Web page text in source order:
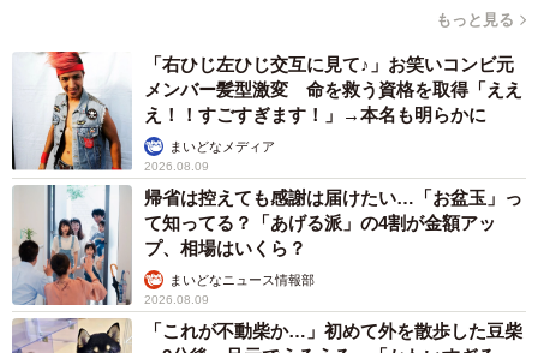
みようで、すぐに懐いてくれました。こんなに懐かれると
思ってなかったのでとても嬉しく、預かり生活が３カ月に
なる頃には、『今月中に里親さんが見つからなければうち
の子に…』と考えていました。
そんなときに里親候補さんとのお見合いを経て、譲渡が決
まりました。しかし何かを悟ったのか、すずめの情緒が不
安定になり始め、譲渡当日、車に乗せると今まで出したこ
とのないようなか細い声で鳴き出したんです。保健所にい
たときのような悲しそうな表情になり、なんだか手放して
もっと見る
「右ひじ左ひじ交互に見て♪」お笑いコンビ元
メンバー髪型激変 命を救う資格を取得「ええ
え！！すごすぎます！」→本名も明らかに
まいどなメディア
2026.08.09
帰省は控えても感謝は届けたい…「お盆玉」っ
て知ってる？「あげる派」の4割が金額アッ
プ、相場はいくら？
まいどなニュース情報部
2026.08.09
「これが不動柴か…」初めて外を散歩した豆柴